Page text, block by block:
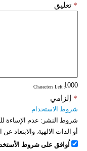
تعليق *
: Characters Left
إلزامي *
شروط الاستخدام
شروط النشر: عدم الإساءة
أو الذات الالهية. والابتعاد
اُوافق على شروط